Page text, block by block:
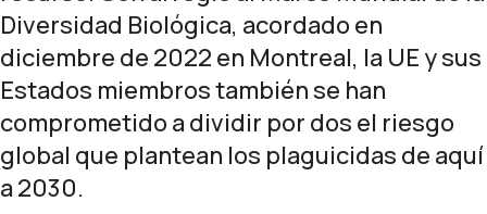
Diversidad Biológica, acordado en
diciembre de 2022 en Montreal, la UE y sus
Estados miembros también se han
comprometido a dividir por dos el riesgo
global que plantean los plaguicidas de aquí
a 2030.